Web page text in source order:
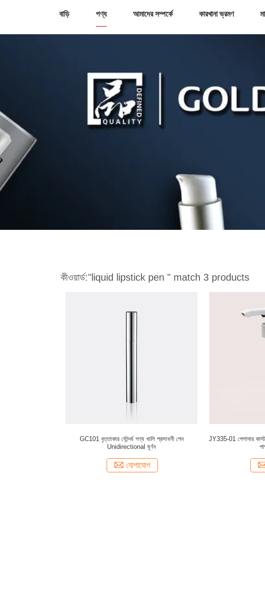
বাড়ি পণ্য আমাদের সম্পর্কে কারখানা ভ্রমণ
কীওয়ার্ড:"liquid lipstick pen " match 3 products
GC101 বৃত্তাকার সৌন্দর্য পণ্য খালি প্রসাধনী পেন
Unidirectional ঘূর্ণন
যোগাযোগ
JY335-01 পেশাদার